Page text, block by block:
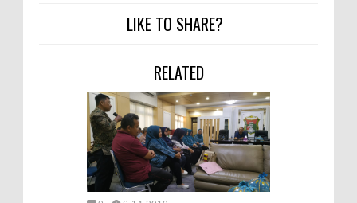
LIKE TO SHARE?
RELATED